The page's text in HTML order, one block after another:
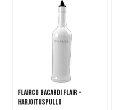
Flairco Bacardi Flair -
harjoituspullo